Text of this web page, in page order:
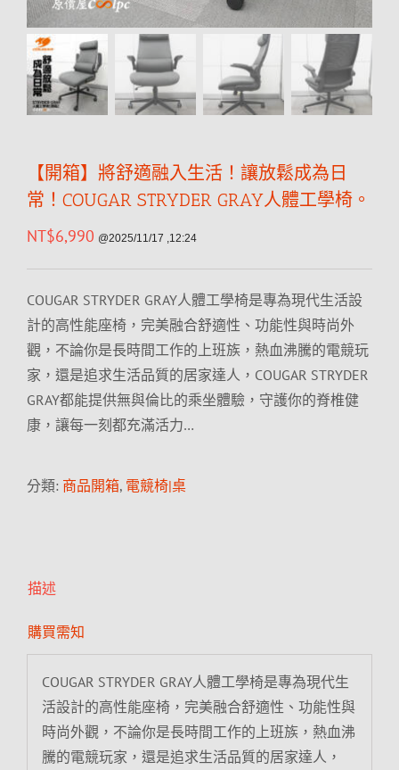
【開箱】將舒適融入生活！讓放鬆成為日
常！COUGAR STRYDER GRAY人體工學椅。
NT$6,990 @2025/11/17 ,12:24
COUGAR STRYDER GRAY人體工學椅是專為現代生活設
計的高性能座椅，完美融合舒適性、功能性與時尚外
觀，不論你是長時間工作的上班族，熱血沸騰的電競玩
家，還是追求生活品質的居家達人，COUGAR STRYDER
GRAY都能提供無與倫比的乘坐體驗，守護你的脊椎健
康，讓每一刻都充滿活力…
分類: 商品開箱, 電競椅|桌
描述
購買需知
COUGAR STRYDER GRAY人體工學椅是專為現代生
活設計的高性能座椅，完美融合舒適性、功能性與
時尚外觀，不論你是長時間工作的上班族，熱血沸
騰的電競玩家，還是追求生活品質的居家達人，